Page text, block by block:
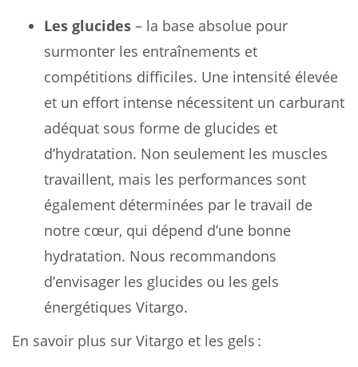
Les glucides – la base absolue pour
surmonter les entraînements et
compétitions difficiles. Une intensité élevée
et un effort intense nécessitent un carburant
adéquat sous forme de glucides et
d’hydratation. Non seulement les muscles
travaillent, mais les performances sont
également déterminées par le travail de
notre cœur, qui dépend d’une bonne
hydratation. Nous recommandons
d’envisager les glucides ou les gels
énergétiques Vitargo.
En savoir plus sur Vitargo et les gels :